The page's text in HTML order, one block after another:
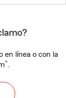
en línea o con la
®.